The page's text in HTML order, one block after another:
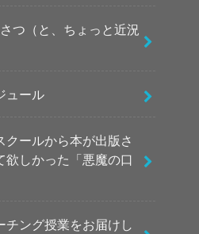
つ（と、ちょっと近況
ュール
クールから本が出版さ
欲しかった「悪魔の口
ング授業をお届けし